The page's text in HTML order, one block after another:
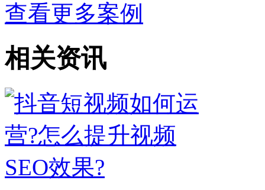
查看更多案例
相关资讯